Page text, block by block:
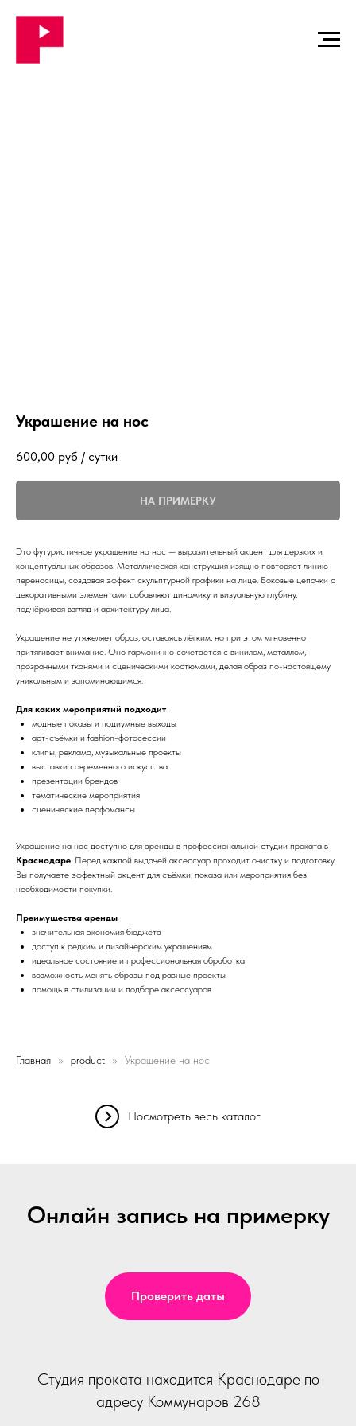
Украшение на нос
600,00 руб / сутки
НА ПРИМЕРКУ
Это футуристичное украшение на нос — выразительный акцент для дерзких и
концептуальных образов. Металлическая конструкция изящно повторяет линию
переносицы, создавая эффект скульптурной графики на лице. Боковые цепочки с
декоративными элементами добавляют динамику и визуальную глубину,
подчёркивая взгляд и архитектуру лица.
Украшение не утяжеляет образ, оставаясь лёгким, но при этом мгновенно
притягивает внимание. Оно гармонично сочетается с винилом, металлом,
прозрачными тканями и сценическими костюмами, делая образ по-настоящему
уникальным и запоминающимся.
Для каких мероприятий подходит
модные показы и подиумные выходы
арт-съёмки и fashion-фотосессии
клипы, реклама, музыкальные проекты
выставки современного искусства
презентации брендов
тематические мероприятия
сценические перфомансы
Украшение на нос доступно для аренды в профессиональной студии проката в
Краснодаре. Перед каждой выдачей аксессуар проходит очистку и подготовку.
Вы получаете эффектный акцент для съёмки, показа или мероприятия без
необходимости покупки.
Преимущества аренды
значительная экономия бюджета
доступ к редким и дизайнерским украшениям
идеальное состояние и профессиональная обработка
возможность менять образы под разные проекты
помощь в стилизации и подборе аксессуаров
Главная product Украшение на нос
Посмотреть весь каталог
Онлайн запись на примерку
Проверить даты
Студия проката находится Краснодаре по
адресу Коммунаров 268